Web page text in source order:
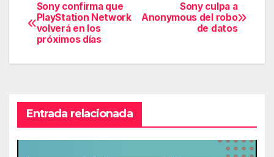
Navegación
de
entradas
Sony culpa a
Anonymous del robo
de datos
Sony confirma que
PlayStation Network
volverá en los
próximos días
Entrada relacionada